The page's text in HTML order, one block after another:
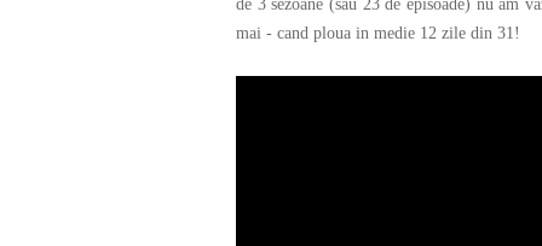
mai - cand ploua in medie 12 zile din 31!